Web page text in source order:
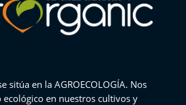
sitúa en la AGROECOLOGÍA. Nos
en nuestros cultivos y